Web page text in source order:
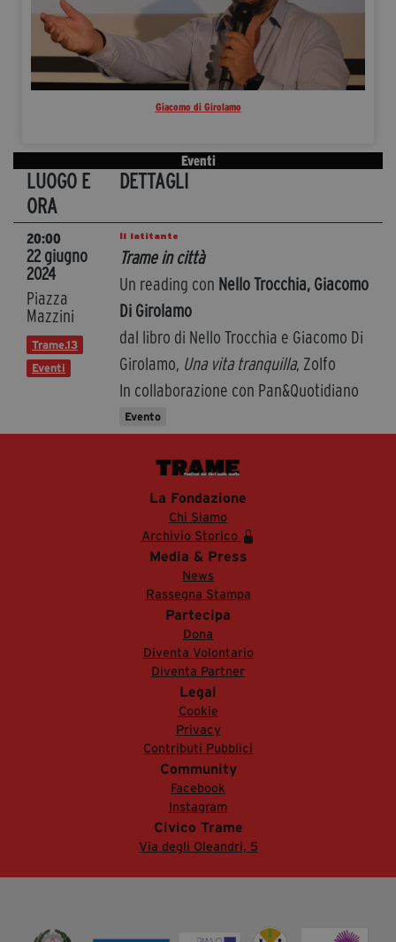
Giacomo di Girolamo
Eventi
LUOGO E
ORA
DETTAGLI
20:00
22 giugno
2024
Piazza
Mazzini
Trame.13
Eventi
Il latitante
Trame in città
Un reading con Nello Trocchia, Giacomo
Di Girolamo
dal libro di Nello Trocchia e Giacomo Di
Girolamo, Una vita tranquilla, Zolfo
In collaborazione con Pan&Quotidiano
Evento
La Fondazione
Chi Siamo
Archivio Storico
Media & Press
News
Rassegna Stampa
Partecipa
Dona
Diventa Volontario
Diventa Partner
Legal
Cookie
Privacy
Contributi Pubblici
Community
Facebook
Instagram
Civico Trame
Via degli Oleandri, 5